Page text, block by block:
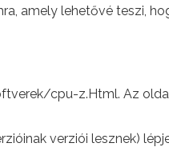
amely lehetővé teszi,
cpu-z.Html. Az
verziói lesznek)